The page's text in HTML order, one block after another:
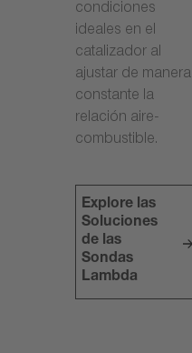
condiciones
ideales en el
catalizador al
ajustar de manera
constante la
relación aire-
combustible.
Explore las
Soluciones
de las
Sondas
Lambda